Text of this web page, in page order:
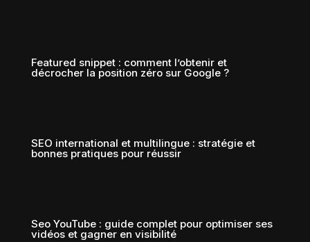
Featured snippet : comment l’obtenir et
décrocher la position zéro sur Google ?
SEO international et multilingue : stratégie et
bonnes pratiques pour réussir
Seo YouTube : guide complet pour optimiser ses
vidéos et gagner en visibilité